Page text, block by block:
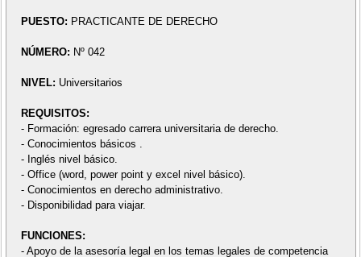
PUESTO: PRACTICANTE DE DERECHO
NÚMERO: Nº 042
NIVEL: Universitarios
REQUISITOS:
- Formación: egresado carrera universitaria de derecho.
- Conocimientos básicos .
- Inglés nivel básico.
- Office (word, power point y excel nivel básico).
- Conocimientos en derecho administrativo.
- Disponibilidad para viajar.
FUNCIONES:
- Apoyo de la asesoría legal en los temas legales de competencia